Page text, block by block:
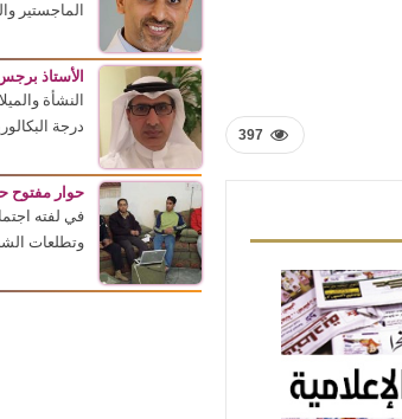
397
الماجستير
الأستاذ
النشأة
درجة
حوار مفتوح
في لفته
وتطلعات